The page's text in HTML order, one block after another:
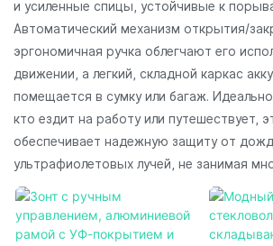
и усиленные спицы, устойчивые к
Автоматический механизм открытия/
эргономичная ручка облегчают его
движении, а легкий, складной каркас
помещается в сумку или багаж.
кто ездит на работу или путешествует,
обеспечивает надежную защиту от
ультрафиолетовых лучей, не занимая